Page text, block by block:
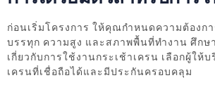
ก่อนเริ่มโครงการ ให้คุณกำหนดความต้องก
บรรทุก ความสูง และสภาพพื้นที่ทำงาน ศึกษ
เกี่ยวกับการใช้งานกระเช้าเครน เลือกผู้ให้บ
เครนที่เชื่อถือได้และมีประกันครอบคลุม